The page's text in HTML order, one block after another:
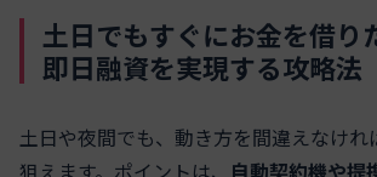
土日でもすぐにお金を借り
即日融資を実現する攻略法
土日や夜間でも、動き方を間違えなけれ